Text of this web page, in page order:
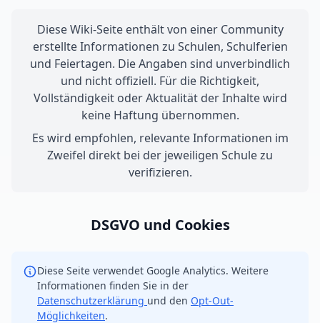
Diese Wiki-Seite enthält von einer Community
erstellte Informationen zu Schulen, Schulferien
und Feiertagen. Die Angaben sind unverbindlich
und nicht offiziell. Für die Richtigkeit,
Vollständigkeit oder Aktualität der Inhalte wird
keine Haftung übernommen.
Es wird empfohlen, relevante Informationen im
Zweifel direkt bei der jeweiligen Schule zu
verifizieren.
DSGVO und Cookies
Diese Seite verwendet Google Analytics. Weitere
Informationen finden Sie in der
Datenschutzerklärung und den Opt-Out-
Möglichkeiten.